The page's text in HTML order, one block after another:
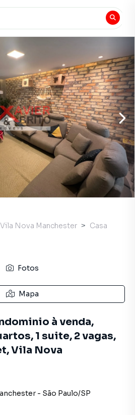
Vila Nova Manchester
Casa
Fotos
Mapa
à venda,
1 suite, 2 vagas,
Vila Nova
- São Paulo/SP